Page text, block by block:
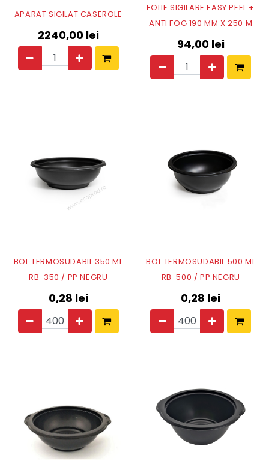
APARAT SIGILAT CASEROLE
2240,00lei
FOLIE SIGILARE EASY PEEL +
ANTI FOG 190 MM X 250 M
94,00lei
BOL TERMOSUDABIL 350 ML
RB-350 / PP NEGRU
0,28 lei
BOL TERMOSUDABIL 500 ML
RB-500 / PP NEGRU
0,28 lei